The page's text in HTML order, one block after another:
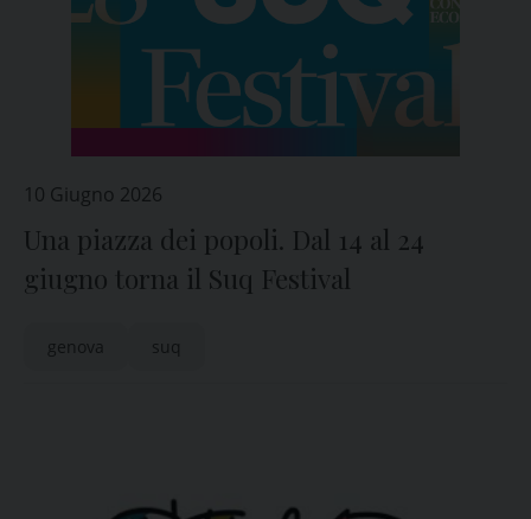
10 Giugno 2026
Una piazza dei popoli. Dal 14 al 24
giugno torna il Suq Festival
genova suq